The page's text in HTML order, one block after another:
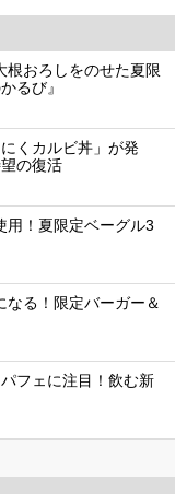
根おろしをのせた夏限
るび』
くカルビ丼」が発
の復活
用！夏限定ベーグル3
る！限定バーガー＆
フェに注目！飲む新